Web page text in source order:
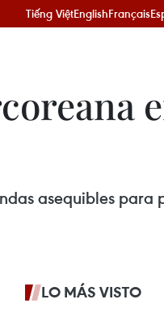
Tiếng ViệtEnglishFrançais
asequibles para
LO MÁS VISTO